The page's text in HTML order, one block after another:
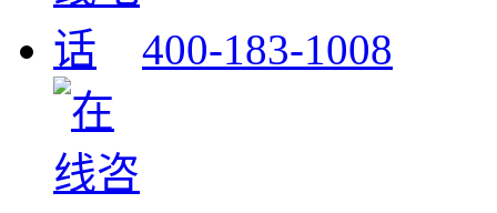
400-183-1008